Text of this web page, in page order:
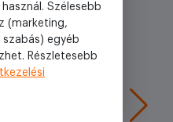
Szélesebb
(marketing,
egyéb
Részletesebb